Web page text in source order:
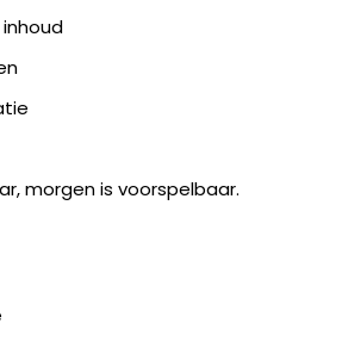
morgen is voorspelbaar.